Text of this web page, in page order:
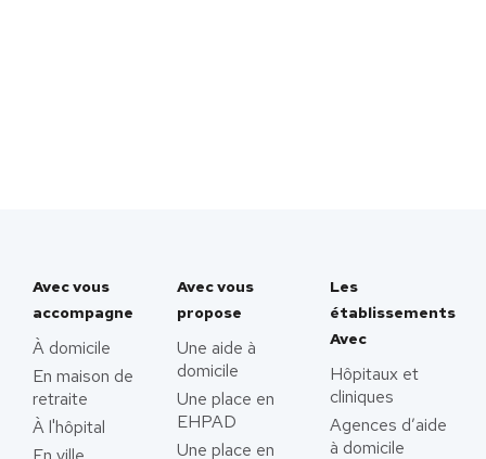
Avec vous
accompagne
À domicile
En maison de
retraite
À l'hôpital
Avec vous
propose
Une aide à
domicile
Une place en
EHPAD
Une place en
Les
établissements
Avec
Hôpitaux et
cliniques
Agences d’aide
à domicile